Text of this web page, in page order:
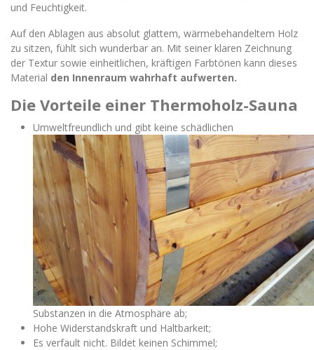
und Feuchtigkeit.
Auf den Ablagen aus absolut glattem, wärmebehandeltem Holz
zu sitzen, fühlt sich wunderbar an. Mit seiner klaren Zeichnung
der Textur sowie einheitlichen, kräftigen Farbtönen kann dieses
Material den Innenraum wahrhaft aufwerten.
Die Vorteile einer Thermoholz-Sauna
Umweltfreundlich und gibt keine schädlichen
Substanzen in die Atmosphäre ab;
Hohe Widerstandskraft und Haltbarkeit;
Es verfault nicht. Bildet keinen Schimmel;